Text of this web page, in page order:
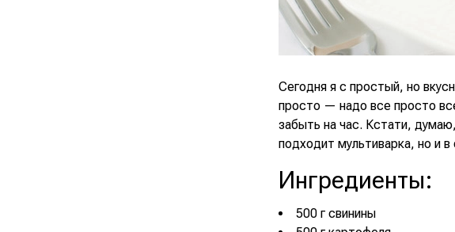
Сегодня я с простый, но
просто — надо все просто
забыть на час. Кстати,
подходит мультиварка, но и
Ингредиенты:
500 г свинины